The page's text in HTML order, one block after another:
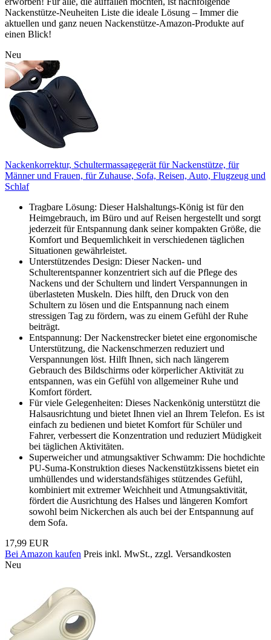
Nackenstütze-Neuheiten Liste die ideale Lösung – Immer die
aktuellen und ganz neuen Nackenstütze-Amazon-Produkte auf
einen Blick!
Neu
Nackenkorrektur, Schultermassagegerät für Nackenstütze, für
Männer und Frauen, für Zuhause, Sofa, Reisen, Auto, Flugzeug und
Schlaf
Tragbare Lösung: Dieser Halshaltungs-König ist für den
Heimgebrauch, im Büro und auf Reisen hergestellt und sorgt
jederzeit für Entspannung dank seiner kompakten Größe, die
Komfort und Bequemlichkeit in verschiedenen täglichen
Situationen gewährleistet.
Unterstützendes Design: Dieser Nacken- und
Schulterentspanner konzentriert sich auf die Pflege des
Nackens und der Schultern und lindert Verspannungen in
überlasteten Muskeln. Dies hilft, den Druck von den
Schultern zu lösen und die Entspannung nach einem
stressigen Tag zu fördern, was zu einem Gefühl der Ruhe
beiträgt.
Entspannung: Der Nackenstrecker bietet eine ergonomische
Unterstützung, die Nackenschmerzen reduziert und
Verspannungen löst. Hilft Ihnen, sich nach längerem
Gebrauch des Bildschirms oder körperlicher Aktivität zu
entspannen, was ein Gefühl von allgemeiner Ruhe und
Komfort fördert.
Für viele Gelegenheiten: Dieses Nackenkönig unterstützt die
Halsausrichtung und bietet Ihnen viel an Ihrem Telefon. Es ist
einfach zu bedienen und bietet Komfort für Schüler und
Fahrer, verbessert die Konzentration und reduziert Müdigkeit
bei täglichen Aktivitäten.
Superweicher und atmungsaktiver Schwamm: Die hochdichte
PU-Suma-Konstruktion dieses Nackenstützkissens bietet ein
umhüllendes und widerstandsfähiges stützendes Gefühl,
kombiniert mit extremer Weichheit und Atmungsaktivität,
fördert die Ausrichtung des Halses und längeren Komfort
sowohl beim Nickerchen als auch bei der Entspannung auf
dem Sofa.
17,99 EUR
Bei Amazon kaufen Preis inkl. MwSt., zzgl. Versandkosten
Neu